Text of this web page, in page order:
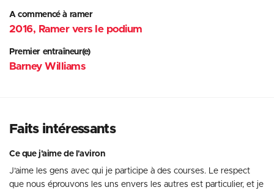
A commencé à ramer
2016, Ramer vers le podium
Premier entraîneur(e)
Barney Williams
Faits intéressants
Ce que j'aime de l'aviron
J’aime les gens avec qui je participe à des courses. Le respect
que nous éprouvons les uns envers les autres est particulier, et je